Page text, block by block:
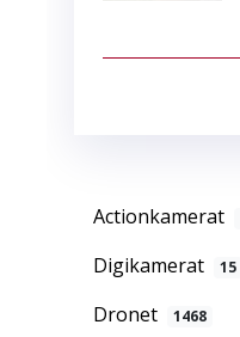
Actionkamerat
Digikamerat 15
Dronet 1468